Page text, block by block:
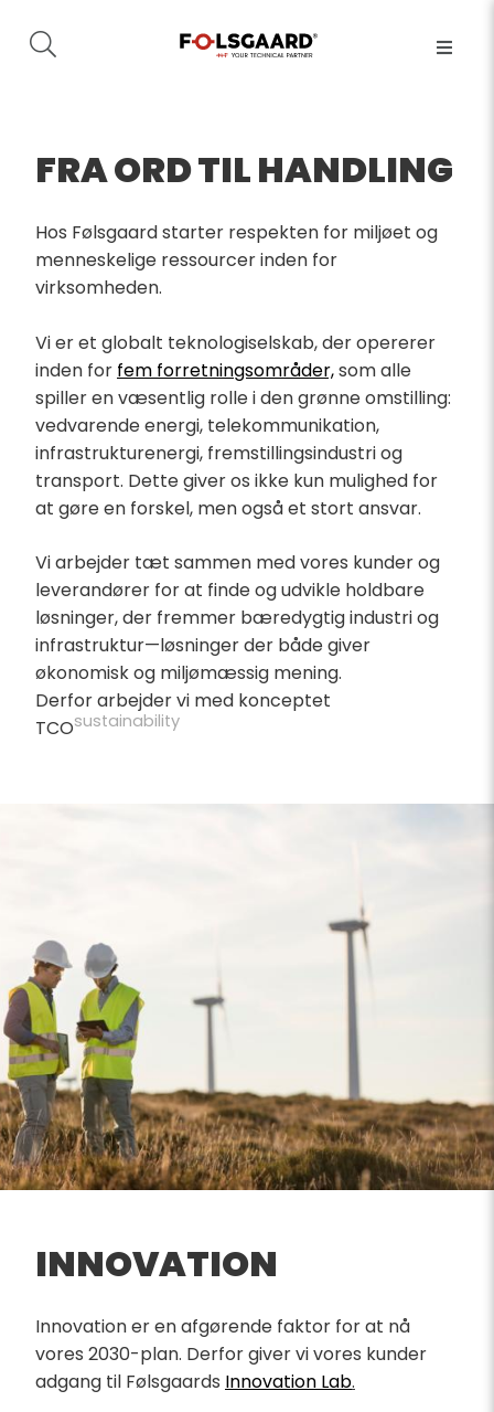
FRA ORD TIL HANDLING
Hos Følsgaard starter respekten for miljøet og
menneskelige ressourcer inden for
virksomheden.
Vi er et globalt teknologiselskab, der opererer
inden for fem forretningsområder,som alle
spiller en væsentlig rolle i den grønne omstilling:
vedvarende energi, telekommunikation,
infrastrukturenergi, fremstillingsindustri og
transport. Dette giver os ikke kun mulighed for
at gøre en forskel, men også et stort ansvar.
Vi arbejder tæt sammen med vores kunder og
leverandører for at finde og udvikle holdbare
løsninger, der fremmer bæredygtig industri og
infrastruktur—løsninger der både giver
økonomisk og miljømæssig mening.
Derfor arbejder vi med konceptet
TCOsustainability
INNOVATION
Innovation er en afgørende faktor for at nå
vores 2030-plan. Derfor giver vi vores kunder
adgang til Følsgaards Innovation Lab.